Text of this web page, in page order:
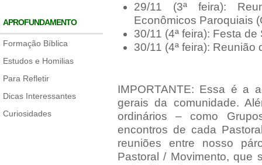
APROFUNDAMENTO
Formação Bíblica
Estudos e Homilias
Para Refletir
Dicas Interessantes
Curiosidades
29/11 (3ª feira):
Econômicos Paroquiais
30/11 (4ª feira): Festa
30/11 (4ª feira):
IMPORTANTE: Essa é a
gerais da comunidade.
ordinários – como
encontros de cada
reuniões entre nosso
Pastoral / Movimento, que